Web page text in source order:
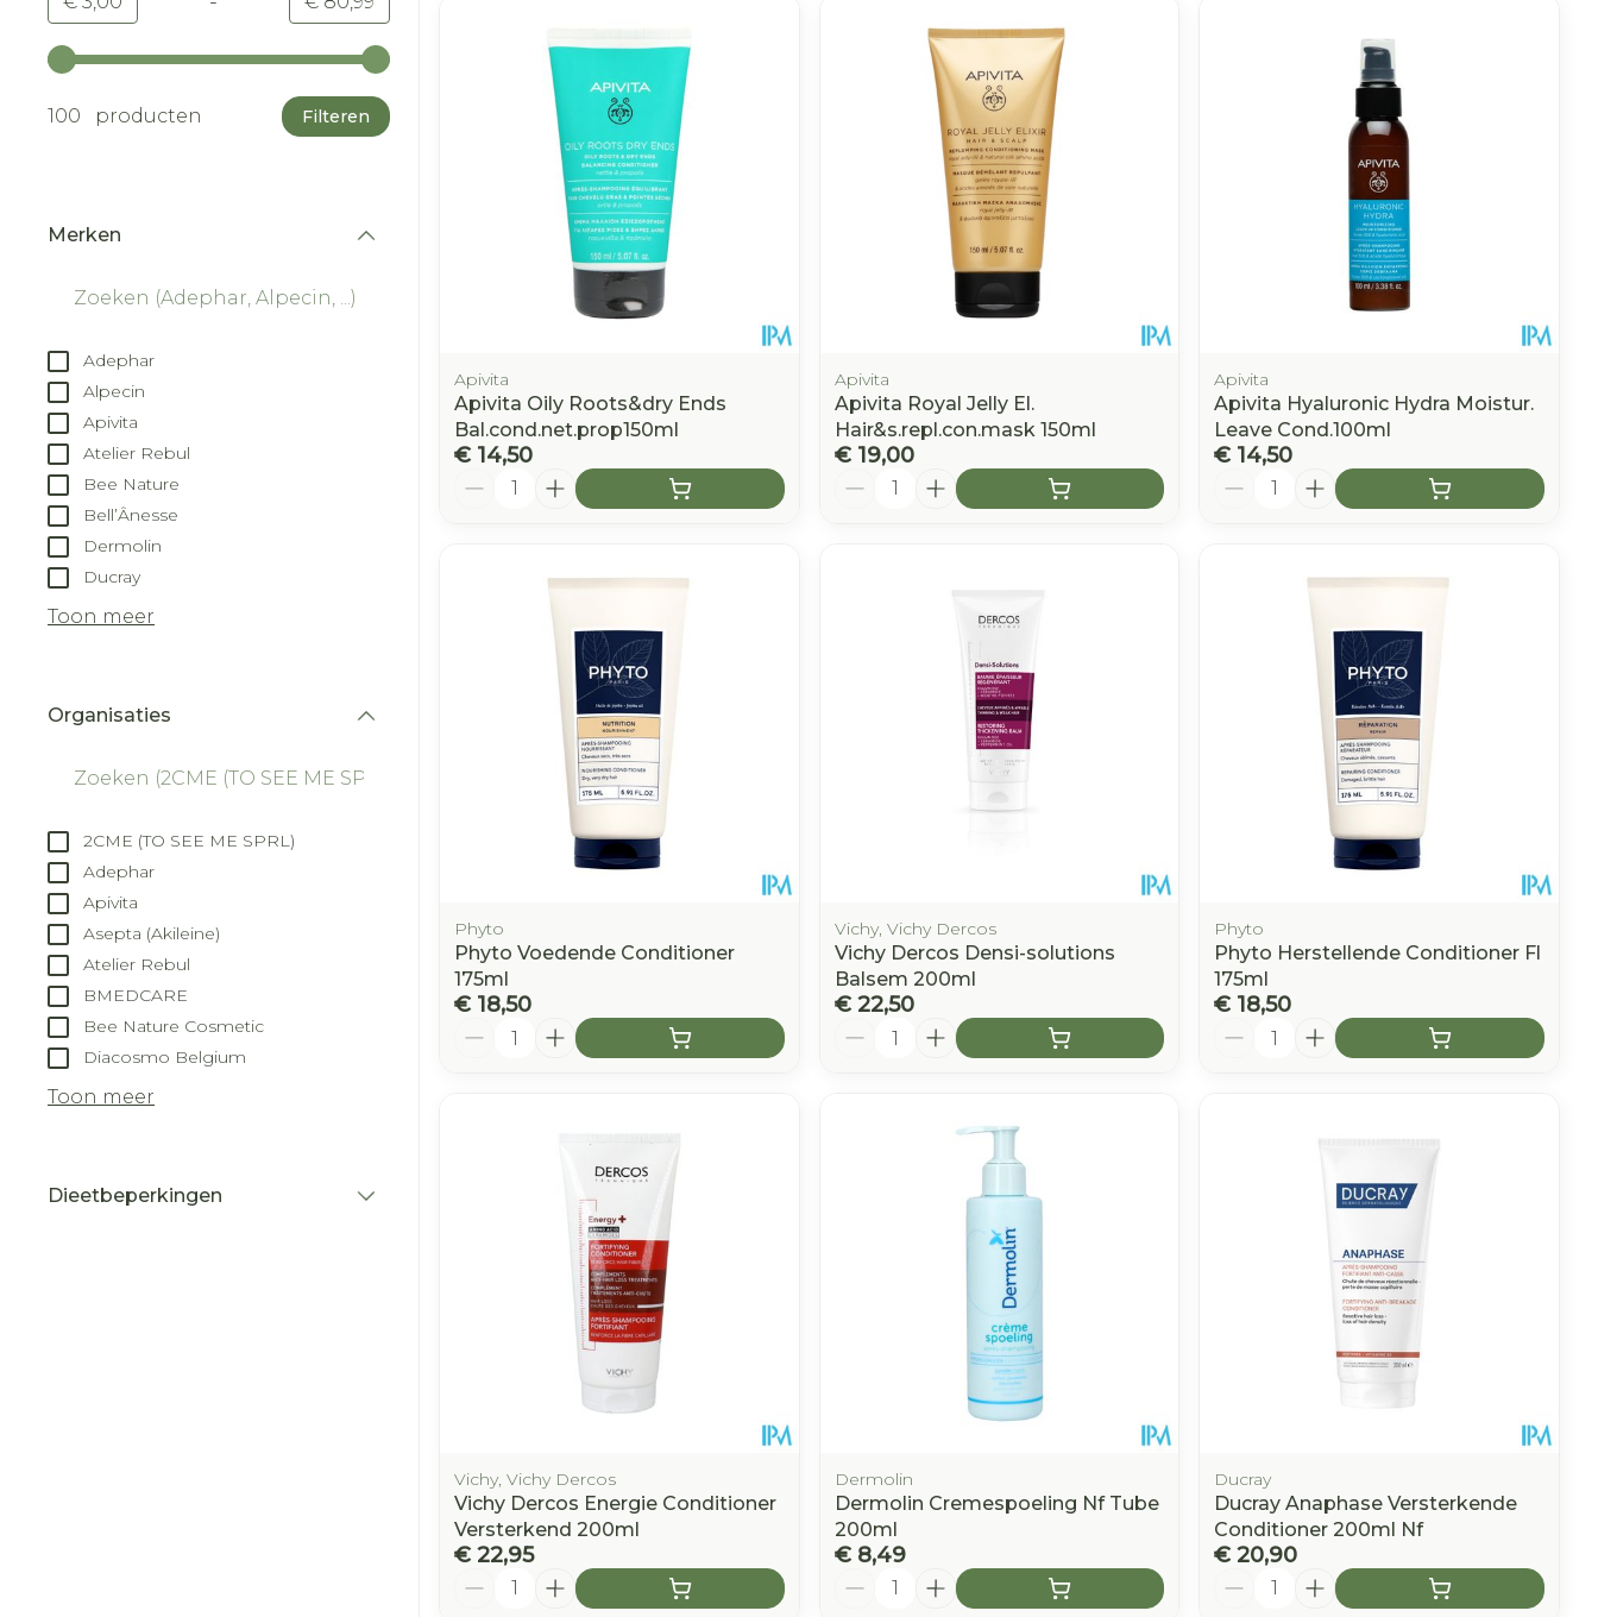
Gebruik de pijltjestoetsen links en rechts om de minimale en maximale prijswaarden aan te passen.
100 producten Filteren
Merken
Adephar
Alpecin
Apivita
Atelier Rebul
Bee Nature
Bell’Ânesse
Dermolin
Ducray
Toon meer
Organisaties
2CME (TO SEE ME SPRL)
Adephar
Apivita
Asepta (Akileine)
Atelier Rebul
BMEDCARE
Bee Nature Cosmetic
Diacosmo Belgium
Toon meer
Dieetbeperkingen
Apivita
Apivita Oily Roots&dry Ends
Bal.cond.net.prop150ml
€ 14,50
Aantal
Apivita
Apivita Royal Jelly El.
Hair&s.repl.con.mask 150ml
€ 19,00
Aantal
Apivita
Apivita Hyaluronic Hydra Moistur.
Leave Cond.100ml
€ 14,50
Aantal
Phyto
Phyto Voedende Conditioner
175ml
€ 18,50
Aantal
Vichy, Vichy Dercos
Vichy Dercos Densi-solutions
Balsem 200ml
€ 22,50
Aantal
Phyto
Phyto Herstellende Conditioner Fl
175ml
€ 18,50
Aantal
Vichy, Vichy Dercos
Vichy Dercos Energie Conditioner
Versterkend 200ml
€ 22,95
Aantal
Dermolin
Dermolin Cremespoeling Nf Tube
200ml
€ 8,49
Aantal
Ducray
Ducray Anaphase Versterkende
Conditioner 200ml Nf
€ 20,90
Aantal